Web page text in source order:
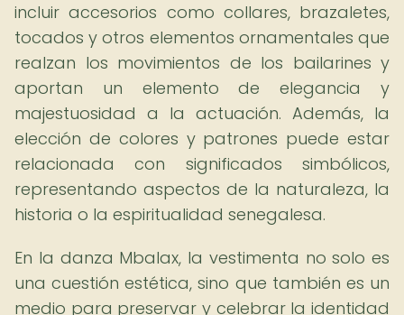
incluir accesorios como collares, brazaletes,
tocados y otros elementos ornamentales que
realzan los movimientos de los bailarines y
aportan un elemento de elegancia y
majestuosidad a la actuación. Además, la
elección de colores y patrones puede estar
relacionada con significados simbólicos,
representando aspectos de la naturaleza, la
historia o la espiritualidad senegalesa.
En la danza Mbalax, la vestimenta no solo es
una cuestión estética, sino que también es un
medio para preservar y celebrar la identidad